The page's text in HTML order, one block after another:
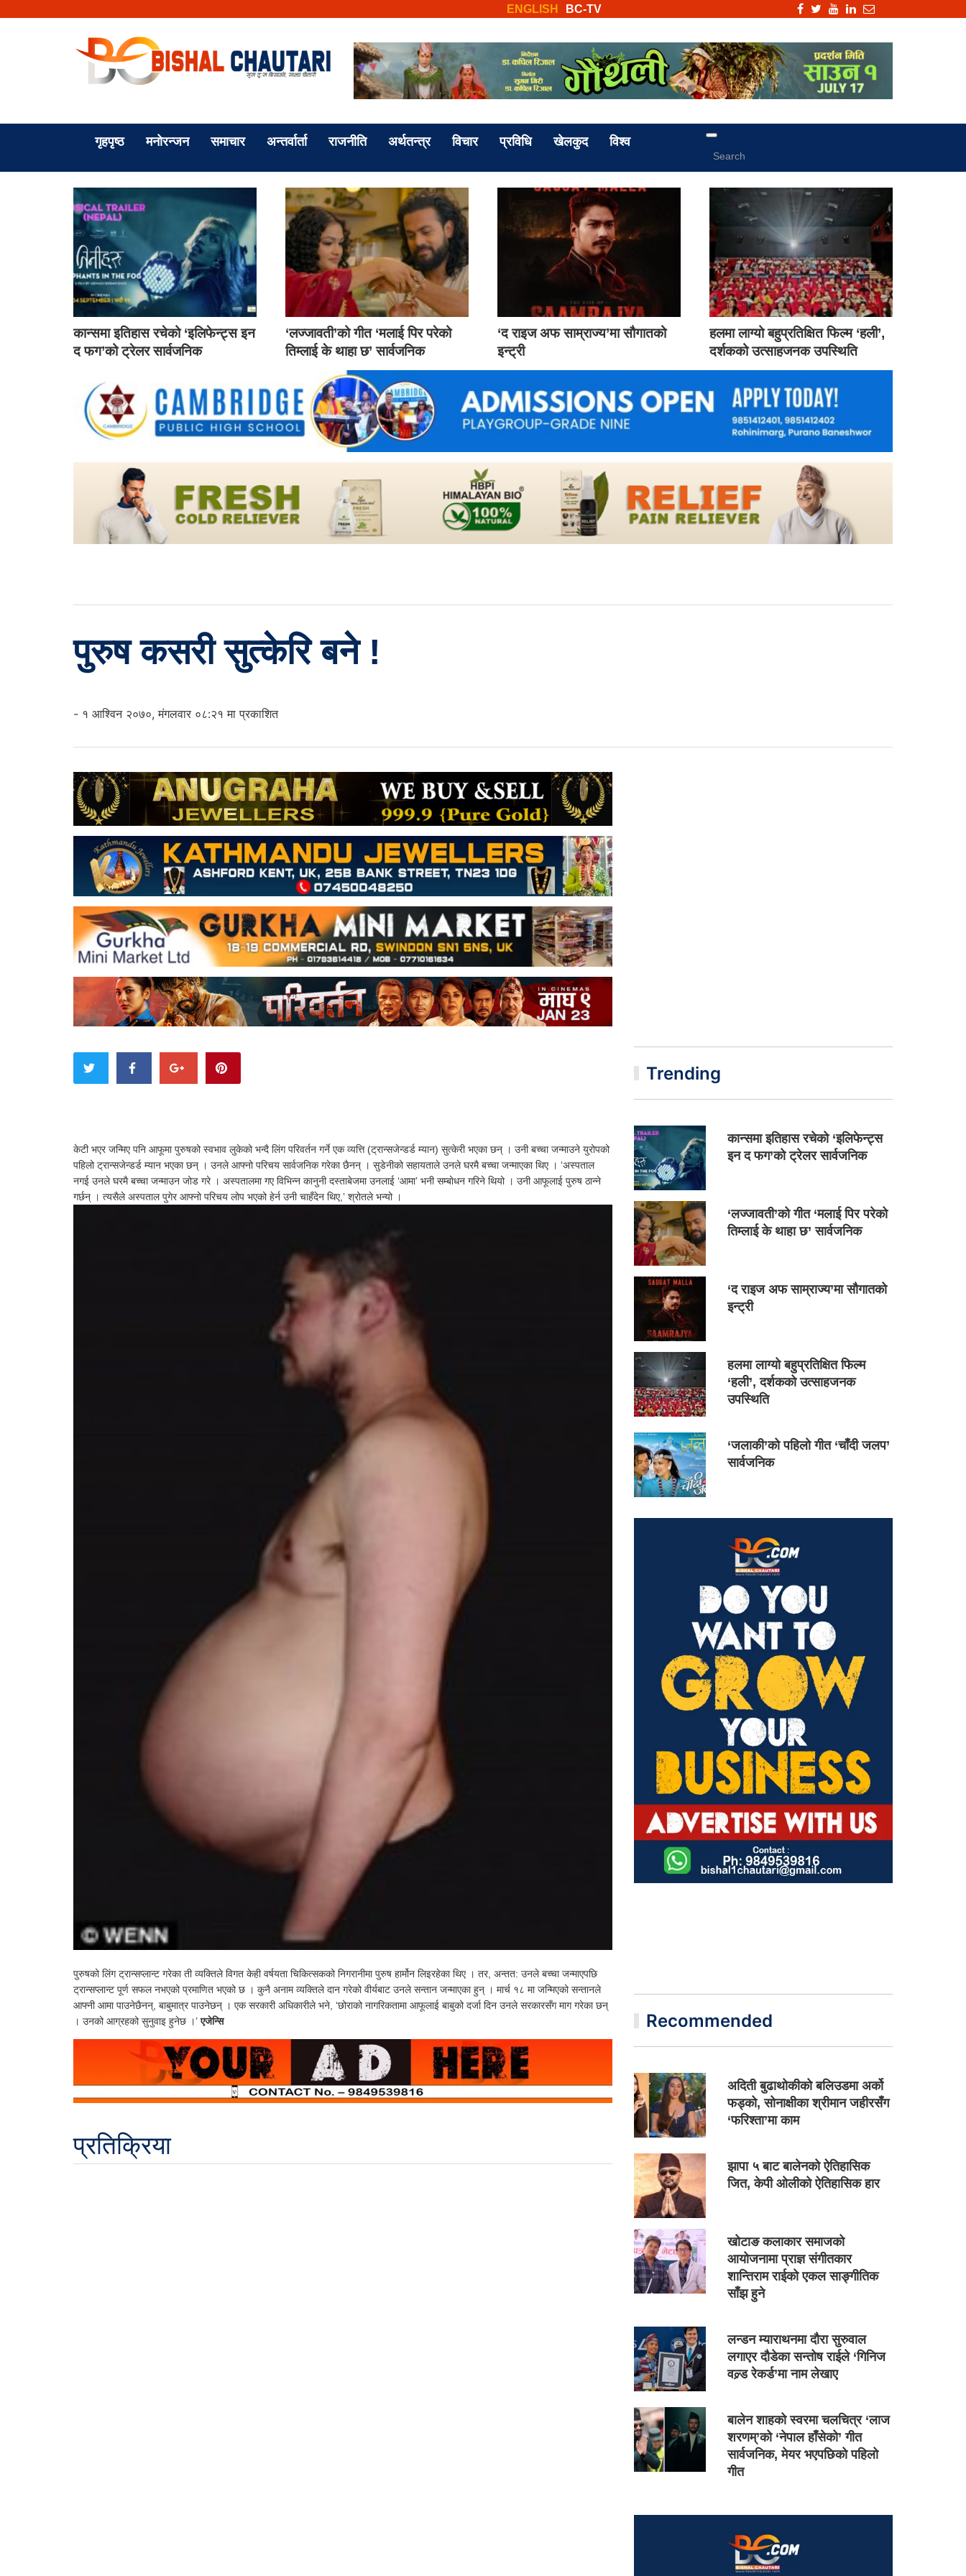
BC-TV
ENGLISH
गृहपृष्ठ मनोरन्जन समाचार अन्तर्वार्ता राजनीति अर्थतन्त्र विचार प्रविधि खेलकुद विश्व
कान्समा इतिहास रचेको ‘इलिफेन्ट्स इन
द फग’को ट्रेलर सार्वजनिक
‘लज्जावती’को गीत ‘मलाई पिर परेको
तिम्लाई के थाहा छ’ सार्वजनिक
‘द राइज अफ साम्राज्य’मा सौगातको
इन्ट्री
हलमा लाग्यो बहुप्रतिक्षित फिल्म ‘हली’,
दर्शकको उत्साहजनक उपस्थिति
पुरुष कसरी सुत्केरि बने !
- १ आश्विन २०७०, मंगलवार ०८:२१ मा प्रकाशित
केटी भएर जन्मिए पनि आफूमा पुरुषको स्वभाव लुकेको भन्दै लिंग परिवर्तन गर्ने एक व्यत्ति (ट्रान्सजेन्डर्ड म्यान) सुत्केरी भएका छन् । उनी बच्चा जन्माउने युरोपको
पहिलो ट्रान्सजेन्डर्ड म्यान भएका छन् । उनले आफ्नो परिचय सार्वजनिक गरेका छैनन् । सुडेनीको सहायताले उनले घरमै बच्चा जन्माएका थिए । ‘अस्पताल
नगई उनले घरमै बच्चा जन्माउन जोड गरे । अस्पतालमा गए विभिन्न कानुनी दस्ताबेजमा उनलाई ‘आमा’ भनी सम्बोधन गरिने थियो । उनी आफूलाई पुरुष ठान्ने
गर्छन् । त्यसैले अस्पताल पुगेर आफ्नो परिचय लोप भएको हेर्न उनी चाहँदेन थिए,’ श्रोतले भन्यो ।
पुरुषको लिंग ट्रान्सप्लान्ट गरेका ती व्यक्तिले विगत केही वर्षयता चिकित्सकको निगरानीमा पुरुष हार्मोन लिइरहेका थिए । तर, अन्तत: उनले बच्चा जन्माएपछि
ट्रान्सप्लान्ट पूर्ण सफल नभएको प्रमाणित भएको छ । कुनै अनाम व्यक्तिले दान गरेको वीर्यबाट उनले सन्तान जन्माएका हुन् । मार्च १८ मा जन्मिएको सन्तानले
आफ्नी आमा पाउनेछैनन्, बाबुमात्र पाउनेछन् । एक सरकारी अधिकारीले भने, ‘छोराको नागरिकतामा आफूलाई बाबुको दर्जा दिन उनले सरकारसँग माग गरेका छन्
। उनको आग्रहको सुनुवाइ हुनेछ ।’एजेन्सि
प्रतिक्रिया
Trending
कान्समा इतिहास रचेको ‘इलिफेन्ट्स
इन द फग’को ट्रेलर सार्वजनिक
‘लज्जावती’को गीत ‘मलाई पिर परेको
तिम्लाई के थाहा छ’ सार्वजनिक
‘द राइज अफ साम्राज्य’मा सौगातको
इन्ट्री
हलमा लाग्यो बहुप्रतिक्षित फिल्म
‘हली’, दर्शकको उत्साहजनक
उपस्थिति
‘जलाकी’को पहिलो गीत ‘चाँदी जलप’
सार्वजनिक
Recommended
अदिती बुढाथोकीको बलिउडमा अर्को
फड्को, सोनाक्षीका श्रीमान जहीरसँग
‘फरिश्ता’मा काम
झापा ५ बाट बालेनको ऐतिहासिक
जित, केपी ओलीको ऐतिहासिक हार
खोटाङ कलाकार समाजको
आयोजनामा प्राज्ञ संगीतकार
शान्तिराम राईको एकल साङ्गीतिक
साँझ हुने
लन्डन म्याराथनमा दौरा सुरुवाल
लगाएर दौडेका सन्तोष राईले ‘गिनिज
वल्र्ड रेकर्ड’मा नाम लेखाए
बालेन शाहको स्वरमा चलचित्र ‘लाज
शरणम्’को ‘नेपाल हाँसेको’ गीत
सार्वजनिक, मेयर भएपछिको पहिलो
गीत